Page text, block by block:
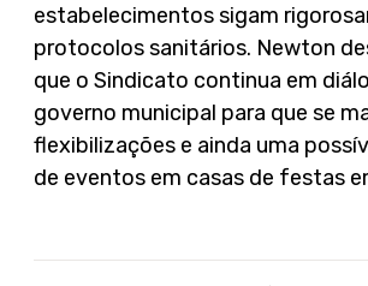
estabelecimentos sigam
protocolos sanitários. Newton
que o Sindicato continua em
governo municipal para que se
flexibilizações e ainda uma
de eventos em casas de festas